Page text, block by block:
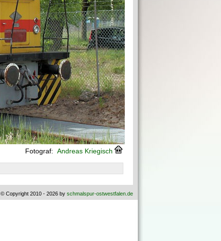
Fotograf: Andreas Kriegisch
© Copyright 2010 - 2026 by schmalspur-ostwestfalen.de